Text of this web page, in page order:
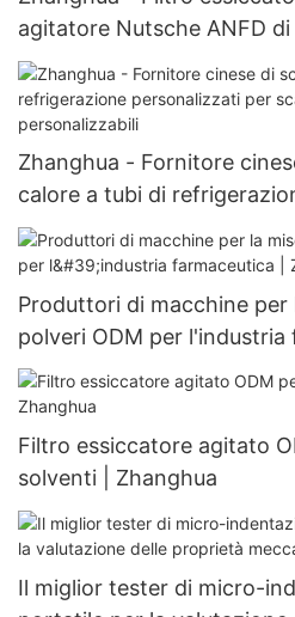
agitatore Nutsche ANFD
misura, per filtrazione,
Zhanghua - Fornitore
calore a tubi di
scambiatori di calore
Produttori di macchine per
polveri ODM per l'industria
Zhanghua
Filtro essiccatore agitato
solventi | Zhanghua
Il miglior tester di micro-